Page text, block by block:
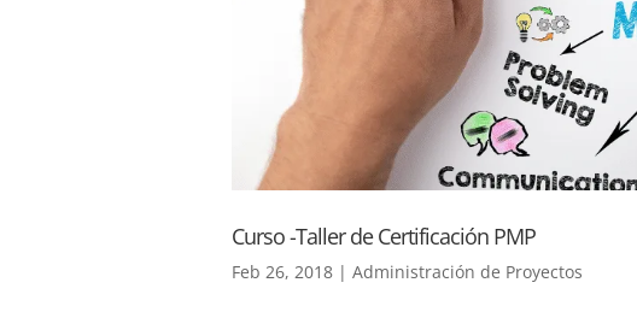
Curso -Taller de Certificación PMP
Feb 26, 2018 | Administración de Proyectos